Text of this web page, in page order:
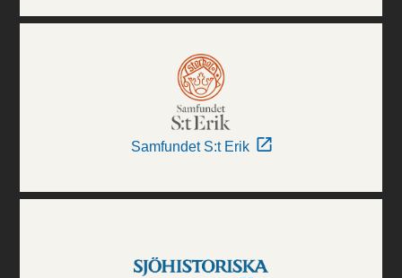
Samfundet S:t Erik